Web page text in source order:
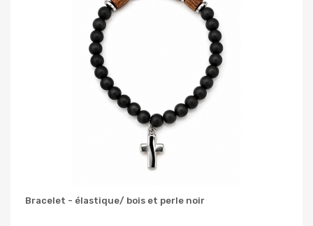
Bracelet - élastique/ bois et perle noir